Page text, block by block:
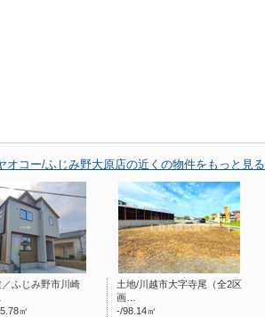
オコー/ふじみ野大原店の近くの物件をもっと見る
／ふじみ野市川崎
㎡
土地/川越市大字寺尾（全2区
画…
-/98.14㎡